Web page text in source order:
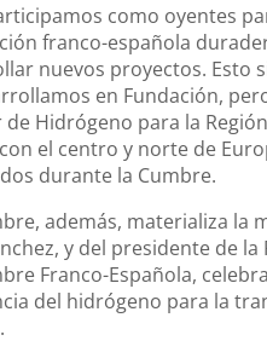
como oyentes
franco-española
nuevos proyectos. Esto
en Fundación,
Hidrógeno para la
el centro y norte de
durante la Cumbre.
además, materializa la
y del presidente de
Franco-Española,
del hidrógeno para la